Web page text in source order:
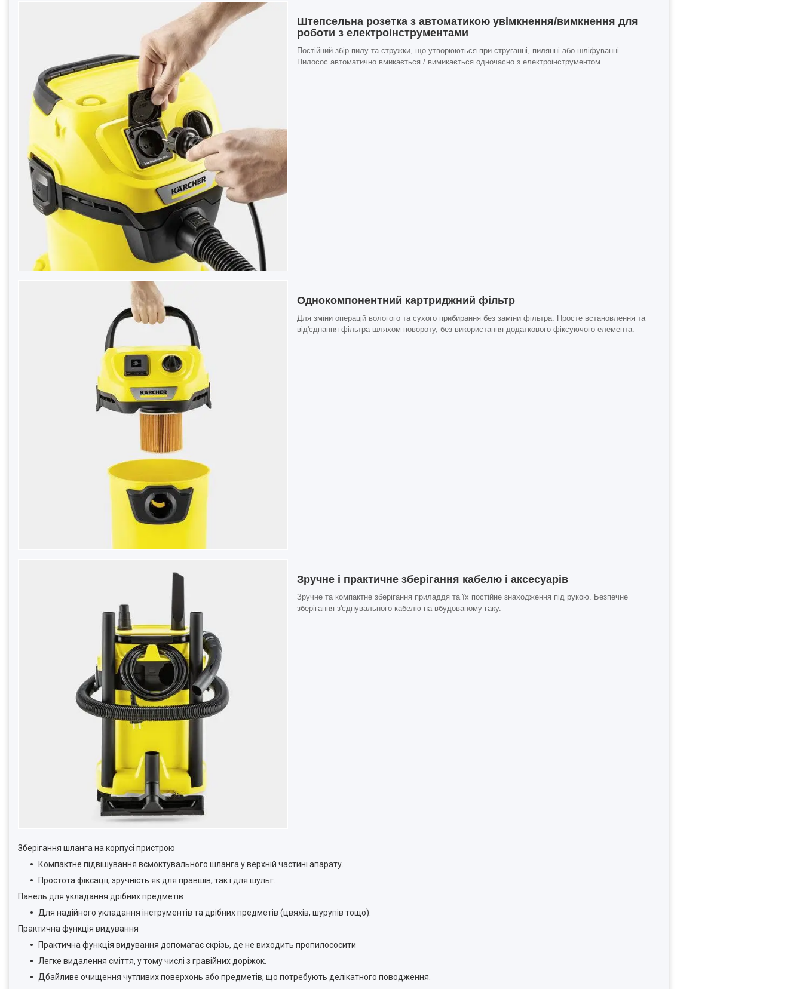
Штепсельна розетка з автоматикою увімкнення/вимкнення для
роботи з електроінструментами
Постійний збір пилу та стружки, що утворюються при струганні, пилянні або шліфуванні.
Пилосос автоматично вмикається / вимикається одночасно з електроінструментом
Однокомпонентний картриджний фільтр
Для зміни операцій вологого та сухого прибирання без заміни фільтра. Просте встановлення та
від'єднання фільтра шляхом повороту, без використання додаткового фіксуючого елемента.
Зручне і практичне зберігання кабелю і аксесуарів
Зручне та компактне зберігання приладдя та їх постійне знаходження під рукою. Безпечне
зберігання з'єднувального кабелю на вбудованому гаку.
Зберігання шланга на корпусі пристрою
Компактне підвішування всмоктувального шланга у верхній частині апарату.
Простота фіксації, зручність як для правшів, так і для шульг.
Панель для укладання дрібних предметів
Для надійного укладання інструментів та дрібних предметів (цвяхів, шурупів тощо).
Практична функція видування
Практична функція видування допомагає скрізь, де не виходить пропилососити
Легке видалення сміття, у тому числі з гравійних доріжок.
Дбайливе очищення чутливих поверхонь або предметів, що потребують делікатного поводження.